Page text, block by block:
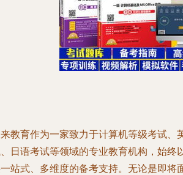
教育作为一家致力于计算机等级考试、
日语考试等领域的专业教育机构，始终
站式、多维度的备考支持。无论是即将